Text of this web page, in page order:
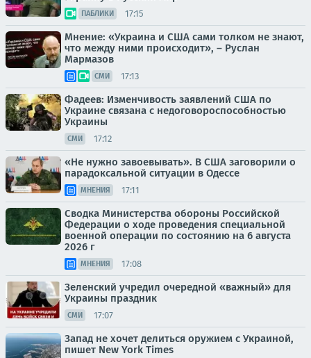
ПАБЛИКИ 17:15
Мнение: «Украина и США сами толком не знают,
что между ними происходит», – Руслан
Мармазов
СМИ 17:13
Фадеев: Изменчивость заявлений США по
Украине связана с недоговороспособностью
Украины
СМИ 17:12
«Не нужно завоевывать». В США заговорили о
парадоксальной ситуации в Одессе
МНЕНИЯ 17:11
Сводка Министерства обороны Российской
Федерации о ходе проведения специальной
военной операции по состоянию на 6 августа
2026 г
МНЕНИЯ 17:08
Зеленский учредил очередной «важный» для
Украины праздник
СМИ 17:07
Запад не хочет делиться оружием с Украиной,
пишет New York Times